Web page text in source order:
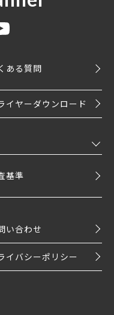
ある質問
イヤーダウンロード
基準
い合わせ
イバシーポリシー